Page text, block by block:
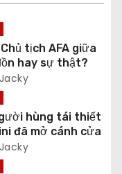
Chủ tịch AFA giữa
hay sự thật?
Jacky
hùng tái thiết
đã mở cánh cửa
Jacky